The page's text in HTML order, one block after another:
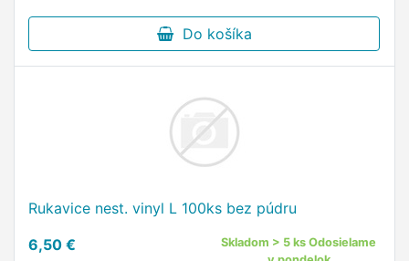
Do košíka
Rukavice nest. vinyl L 100ks bez púdru
6,50 €
Skladom > 5 ks Odosielame